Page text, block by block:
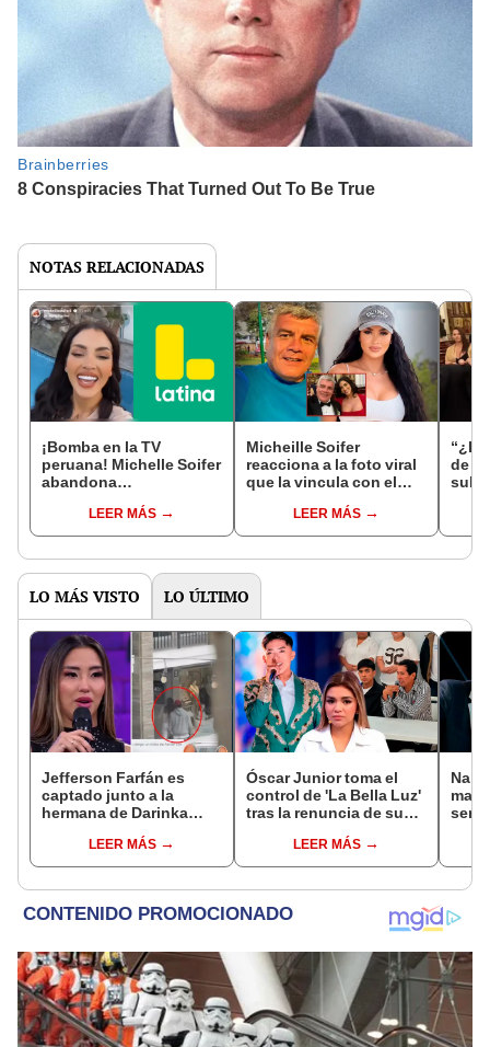
NOTAS RELACIONADAS
¡Bomba en la TV
peruana! Michelle Soifer
abandona
es guerra' y luego
aparece
LEER MÁS
Micheille Soifer
reacciona a la foto viral
que la vincula con el
Baigorria: "Yo lo quiero
muchísimo"
LEER MÁS
de
LO MÁS VISTO LO ÚLTIMO
Jefferson Farfán es
captado junto a la
hermana de Darinka
Kanashiro trabajaba: “Él
tiene sus…”
LEER MÁS
Óscar Junior toma el
control de 'La Bella Luz'
tras la renuncia de su
caso Naldy Saldaña
LEER MÁS